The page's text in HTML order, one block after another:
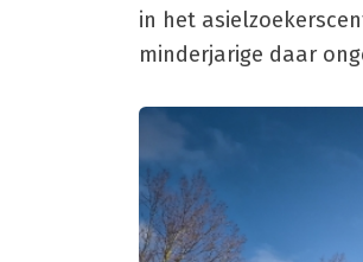
in het
minderjarige daar